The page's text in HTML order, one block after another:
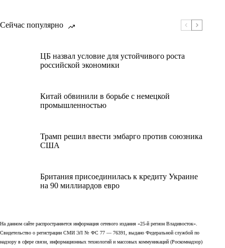
Сейчас популярно
ЦБ назвал условие для устойчивого роста
российской экономики
Китай обвинили в борьбе с немецкой
промышленностью
Трамп решил ввести эмбарго против союзника
США
Британия присоединилась к кредиту Украине
на 90 миллиардов евро
На данном сайте распространяется информация сетевого издания «25-й регион Владивосток».
Свидетельство о регистрации СМИ ЭЛ № ФС 77 — 76391, выдано Федеральной службой по
надзору в сфере связи, информационных технологий и массовых коммуникаций (Роскомнадзор)